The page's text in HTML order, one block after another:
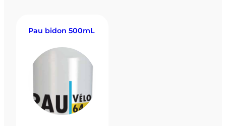
Pau bidon 500mL